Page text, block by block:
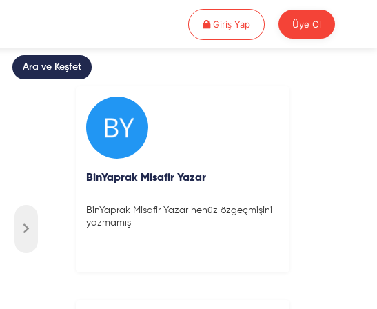
Giriş YapGiriş Yap Üye Ol
Ara ve Keşfet
BinYaprak Misafir Yazar
BinYaprak Misafir Yazar henüz özgeçmişini
yazmamış